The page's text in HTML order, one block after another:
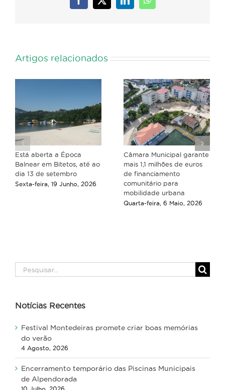
Facebook
X LinkedInWhatsApp
Artigos relacionados
Está aberta a Época
Balnear em Bitetos, até ao
dia 13 de setembro
Sexta-feira, 19 Junho, 2026
Câmara Municipal garante
mais 1,1 milhões de euros
de financiamento
comunitário para
mobilidade urbana
Quarta-feira, 6 Maio, 2026
Pesquisar
Notícias Recentes
Festival Montedeiras promete criar boas memórias
do verão
4 Agosto, 2026
Encerramento temporário das Piscinas Municipais
de Alpendorada
10 Julho, 2026